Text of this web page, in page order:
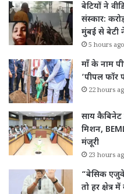
बेटियों ने
संस्कार:
मुंबई से बेटी
5 hours ago
माँ के नाम
‘पीपल
22 hours
साय
मिशन,
मंजूरी
23 hours
“बेसिक
तो हर क्षेत्र